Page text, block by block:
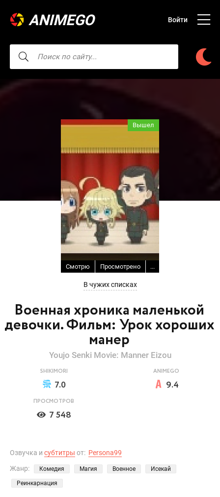
ANIMEGO Войти
Военная хроника маленькой
девочки. Фильм: Урок хороших
манер
Вышел
Смотрю Просмотрено ...
В чужих списках
Youjo Senki Movie: Manner Eizou
SHIKIMORI
7.0
ANIMEGO
9.4
ПРОСМОТРОВ
7 548
Озвучка и субтитры от: Persona99
Жанр:
Комедия Магия Военное Исекай
Реинкарнация